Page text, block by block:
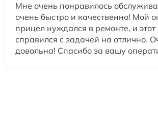
Мне очень понравилось
очень быстро и качественно! Мой
прицел нуждался в ремонте, и этот
справился с задачей на отлично.
довольна! Спасибо за вашу